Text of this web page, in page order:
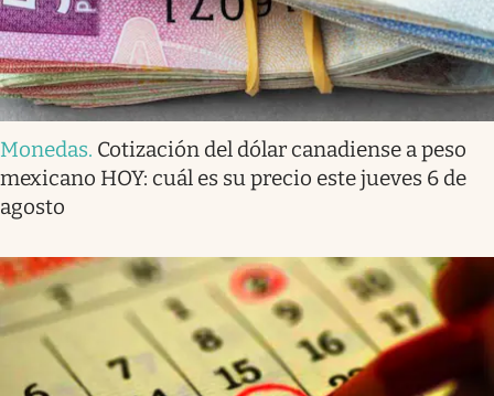
Monedas. Cotización del dólar canadiense a peso
mexicano HOY: cuál es su precio este jueves 6 de
agosto